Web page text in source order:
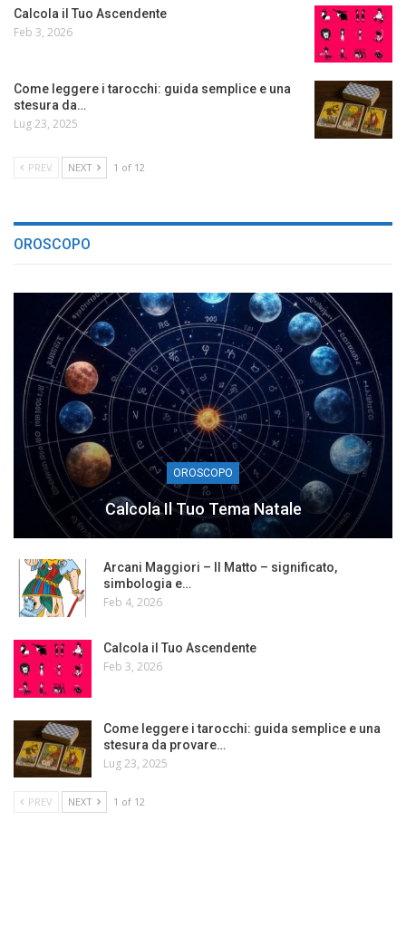
Calcola il Tuo Ascendente
Feb 3, 2026
Come leggere i tarocchi: guida semplice e una
stesura da…
Lug 23, 2025
PREV NEXT 1 of 12
OROSCOPO
OROSCOPO
Calcola Il Tuo Tema Natale
Arcani Maggiori – Il Matto – significato,
simbologia e…
Feb 4, 2026
Calcola il Tuo Ascendente
Feb 3, 2026
Come leggere i tarocchi: guida semplice e una
stesura da provare…
Lug 23, 2025
PREV NEXT 1 of 12